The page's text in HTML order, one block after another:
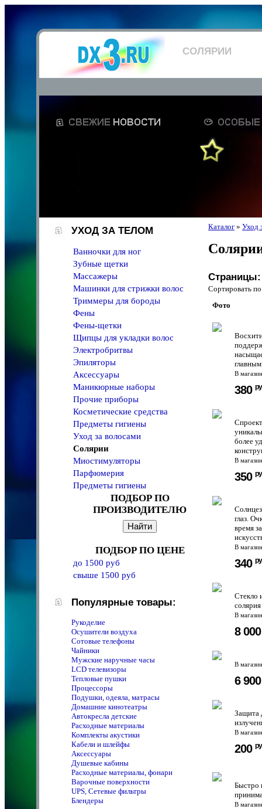
СОЛЯРИИ
УХОД ЗА ТЕЛОМ
Ванночки для ног
Зубные щетки
Массажеры
Машинки для стрижки волос
Триммеры для бороды
Фены
Фены-щетки
Щипцы для укладки волос
Электробритвы
Эпиляторы
Аксессуары
Маникюрные наборы
Прочие приборы
Косметические средства
Предметы гигиены
Уход за волосами
Солярии
Миостимуляторы
Парфюмерия
Предметы гигиены
ПОДБОР ПО
ПРОИЗВОДИТЕЛЮ
ПОДБОР ПО ЦЕНЕ
до 1500 руб
свыше 1500 руб
Популярные товары:
Рукоделие
Осушители воздуха
Сотовые телефоны
Чайники
Мужские наручные часы
LCD телевизоры
Тепловые пушки
Процессоры
Подушки, одеяла, матрасы
Домашние кинотеатры
Автокресла детские
Расходные материалы
Комплекты акустики
Кабели и шлейфы
Аксессуары
Душевые кабины
Расходные материалы, фонари
Варочные поверхности
UPS, Сетевые фильтры
Блендеры
Каталог » Уход
Страницы:
Сортировать
Фото
В
380
более
В
350
глаз.
время
В
340
Стекло
солярия
В
8
В
6
Защита
В
200
Быстро
В